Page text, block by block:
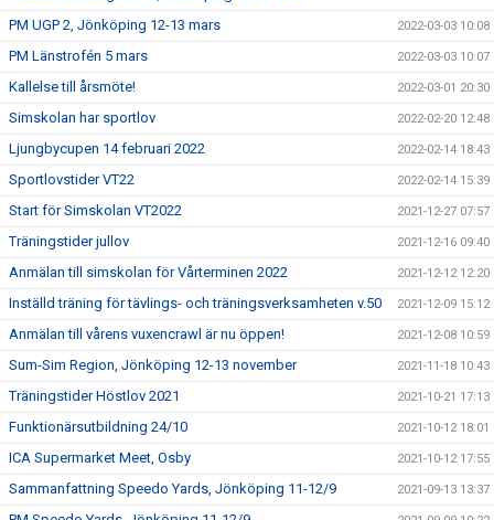
PM UGP 2, Jönköping 12-13 mars 2022-03-03 10:08
PM Länstrofén 5 mars 2022-03-03 10:07
Kallelse till årsmöte! 2022-03-01 20:30
Simskolan har sportlov 2022-02-20 12:48
Ljungbycupen 14 februari 2022 2022-02-14 18:43
Sportlovstider VT22 2022-02-14 15:39
Start för Simskolan VT2022 2021-12-27 07:57
Träningstider jullov 2021-12-16 09:40
Anmälan till simskolan för Vårterminen 2022 2021-12-12 12:20
Inställd träning för tävlings- och träningsverksamheten v.50 2021-12-09 15:12
Anmälan till vårens vuxencrawl är nu öppen! 2021-12-08 10:59
Sum-Sim Region, Jönköping 12-13 november 2021-11-18 10:43
Träningstider Höstlov 2021 2021-10-21 17:13
Funktionärsutbildning 24/10 2021-10-12 18:01
ICA Supermarket Meet, Osby 2021-10-12 17:55
Sammanfattning Speedo Yards, Jönköping 11-12/9 2021-09-13 13:37